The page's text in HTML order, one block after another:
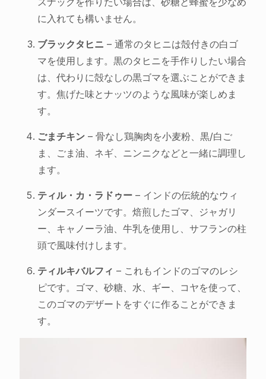
に入れても構いません。
ブラックタヒニ – 通常のタヒニは殻付きの白ゴ
マを使用します。黒のタヒニを手作りしたい場合
は、代わりに殻なしの黒ゴマを選ぶことができま
す。焦げた味とナッツのような風味が楽しめま
す。
ごまチキン – 骨なし鶏胸肉を小麦粉、黒/白ご
ま、ごま油、ネギ、ニンニクなどと一緒に調理し
ます。
ティル・カ・ラドゥー – インドの伝統的なウィ
ンダースイーツです。焙煎したゴマ、ジャガリ
ー、キャノーラ油、牛乳を使用し、サフランの柱
頭で風味付けします。
ティルキバルフィ – これもインドのゴマのレシ
ピです。ゴマ、砂糖、水、ギー、コヤを使って、
このゴマのデザートをすぐに作ることができま
す。